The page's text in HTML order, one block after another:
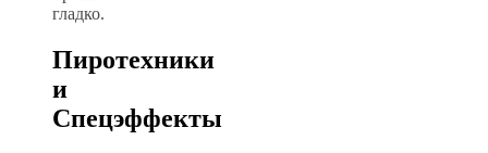
гладко.
Пиротехники
и
Спецэффекты